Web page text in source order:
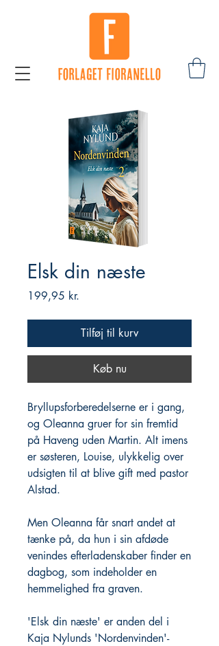
Elsk din næste
199,95 kr.
Tilføj til kurv
Køb nu
Bryllupsforberedelserne er i gang,
og Oleanna gruer for sin fremtid
på Haveng uden Martin. Alt imens
er søsteren, Louise, ulykkelig over
udsigten til at blive gift med pastor
Alstad.
Men Oleanna får snart andet at
tænke på, da hun i sin afdøde
venindes efterladenskaber finder en
dagbog, som indeholder en
hemmelighed fra graven.
'Elsk din næste' er anden del i
Kaja Nylunds 'Nordenvinden'-